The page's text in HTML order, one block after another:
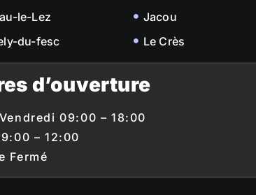
le-Lez
du-fesc
Jacou
Le Crès
d’ouverture
09:00 – 18:00
– 12:00
Fermé